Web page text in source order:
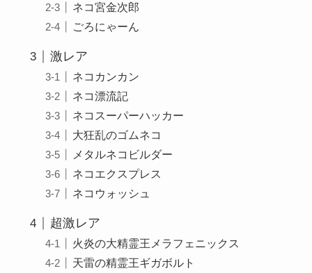
ネコ宮金次郎
ごろにゃーん
激レア
ネコカンカン
ネコ漂流記
ネコスーパーハッカー
大狂乱のゴムネコ
メタルネコビルダー
ネコエクスプレス
ネコウォッシュ
超激レア
火炎の大精霊王メラフェニックス
天雷の精霊王ギガボルト